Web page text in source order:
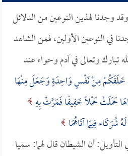
وجدنا لهذين النوعين من الدلائل
في النوعين الأولين، فمن الشاهد
تبارك وتعالى في آدم وحواء عند
مِنْ نَفْسٍ وَاحِدَةٍ وَجَعَلَ مِنْهَا
حَمَلَتْ حَمْلًا خَفِيفًا فَمَرَّتْ بِهِ
شُرَكَاء فِيمَا آتَاهُمَا
هو في التأويل: أن الشيطان قال لهما: سميا